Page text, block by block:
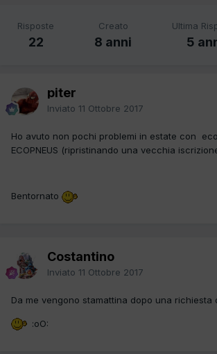
Risposte
22
Creato
8 anni
Ultima
5
piter
Inviato 11 Ottobre 2017
Ho avuto non pochi problemi in estate con
ECOPNEUS (ripristinando una vecchia
Bentornato
Costantino
Inviato 11 Ottobre 2017
Da me vengono stamattina dopo una richiesta
:oO: